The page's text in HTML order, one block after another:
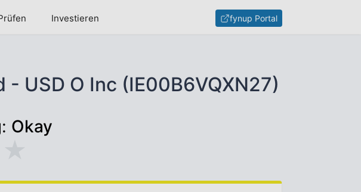
Investieren fynup Portal
USD O Inc (IE00B6VQXN27)
Okay